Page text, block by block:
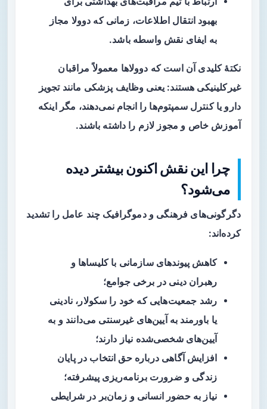
بهبود انتقال اطلاعات، زمانی که دوولا مجاز
به ایفای نقش واسطه باشد.
نکتهٔ کلیدی آن است که دوولاها معمولاً مراقبان
غیرکلینیکی هستند: یعنی وظایف پزشکی مانند تجویز
دارو یا کنترل سمپتوم‌ها را انجام نمی‌دهند، مگر اینکه
آموزش خاص و مجوز لازم را داشته باشند.
چرا این نقش اکنون بیشتر دیده
می‌شود؟
دگرگونی‌های فرهنگی و دموگرافیک چند عامل را تشدید
کرده‌اند:
کاهش پیوندهای سازمانی با کلیساها و
رهبران دینی در برخی جوامع؛
رشد جمعیت‌هایی که خود را سکولار، نادینی
یا باورمند به آیین‌های غیرسنتی می‌دانند و به
آیین‌های شخصی‌شده نیاز دارند؛
افزایش آگاهی درباره حق انتخاب در پایان
زندگی و ضرورت برنامه‌ریزی پیشرفته؛
نیاز به حضور انسانی و زمان‌بر در شرایطی